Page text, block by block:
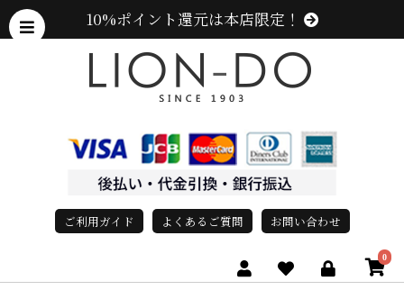
10%ポイント還元は本店限定！
ご利用ガイド よくあるご質問 お問い合わせ
0